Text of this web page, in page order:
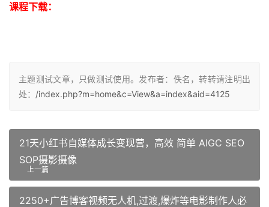
课程下载：
主题测试文章，只做测试使用。发布者：佚名，转转请注明出
处： /index.php?m=home&c=View&a=index&aid=4125
21天小红书自媒体成长变现营，高效 简单 AIGC SEO
SOP摄影摄像
上一篇
2250+广告博客视频无人机,过渡,爆炸等电影制作人必